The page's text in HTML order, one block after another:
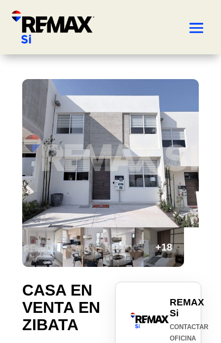
+18
CASA EN
VENTA EN
ZIBATA
REMAX
Si
CONTACTAR
OFICINA